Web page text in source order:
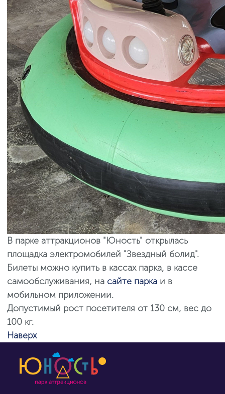
В парке аттракционов "Юность" открылась
площадка электромобилей "Звездный болид".
Билеты можно купить в кассах парка, в кассе
самообслуживания, на сайте паркаи в
мобильном приложении.
Допустимый рост посетителя от 130 см, вес до
100 кг.
Наверх